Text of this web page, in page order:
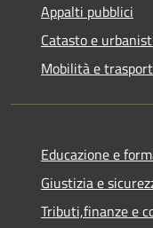
Appalti pubblici
Catasto e
Mobilità e
Educazione e
Giustizia e
Tributi,finanze e